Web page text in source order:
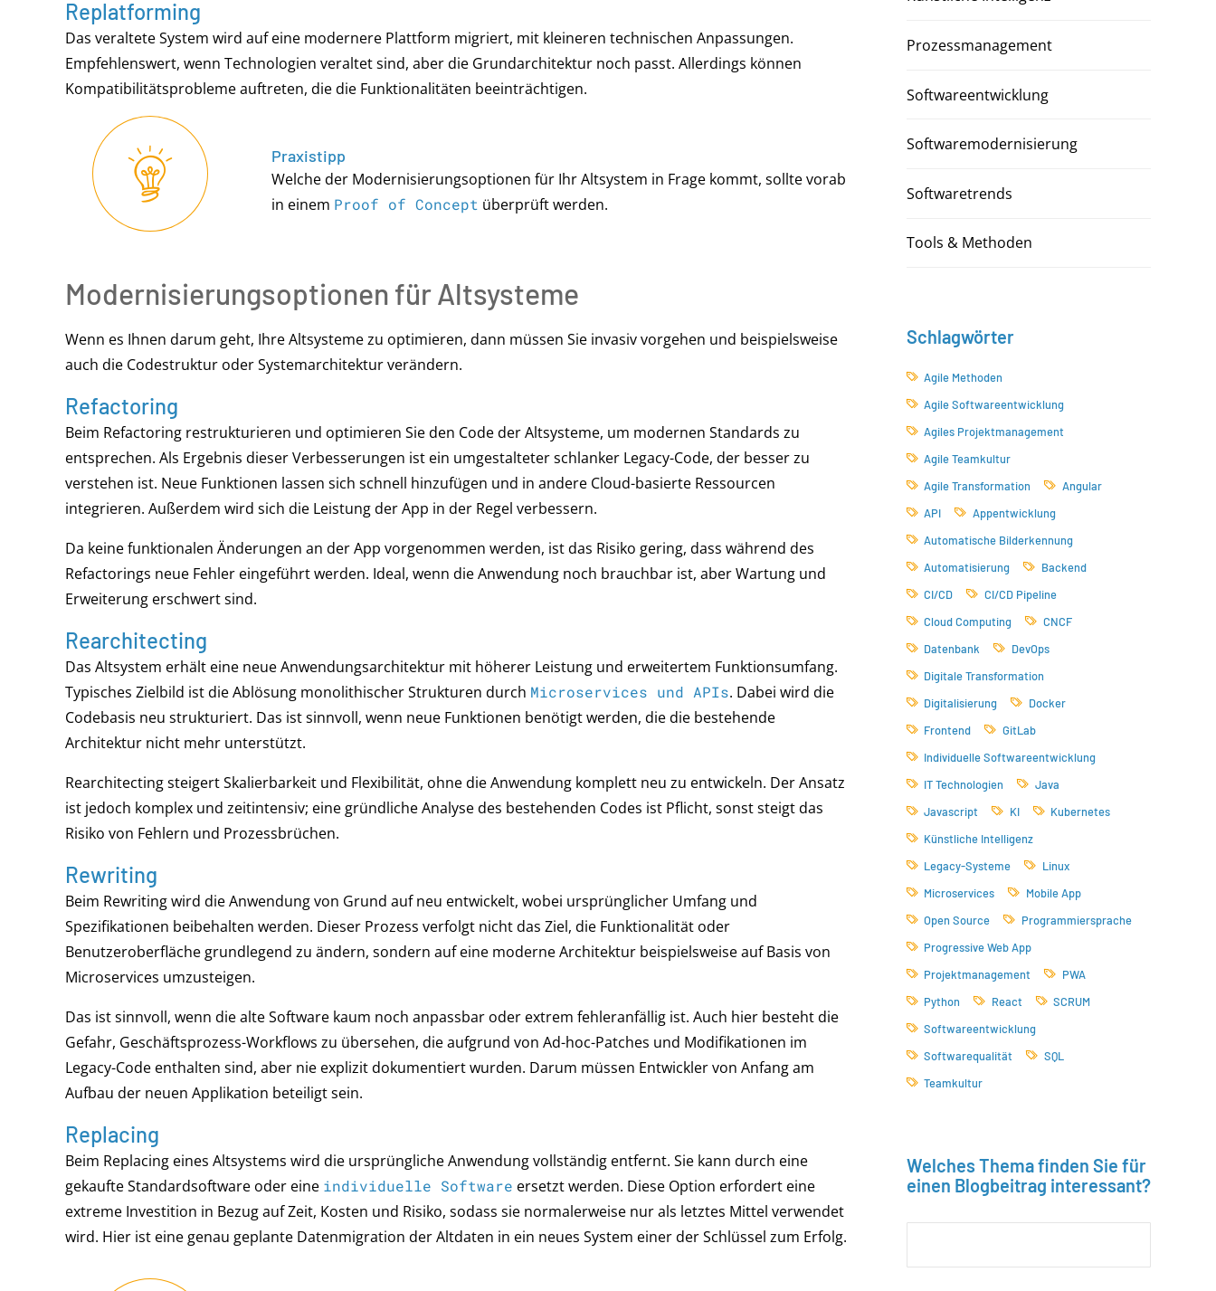
Replatforming
Das veraltete System wird auf eine modernere Plattform migriert, mit kleineren technischen Anpassungen.
Empfehlenswert, wenn Technologien veraltet sind, aber die Grundarchitektur noch passt. Allerdings können
Kompatibilitätsprobleme auftreten, die die Funktionalitäten beeinträchtigen.
Praxistipp
Welche der Modernisierungsoptionen für Ihr Altsystem in Frage kommt, sollte vorab
in einem Proof of Concept überprüft werden.
Modernisierungsoptionen für Altsysteme
Wenn es Ihnen darum geht, Ihre Altsysteme zu optimieren, dann müssen Sie invasiv vorgehen und beispielsweise
auch die Codestruktur oder Systemarchitektur verändern.
Refactoring
Beim Refactoring restrukturieren und optimieren Sie den Code der Altsysteme, um modernen Standards zu
entsprechen. Als Ergebnis dieser Verbesserungen ist ein umgestalteter schlanker Legacy-Code, der besser zu
verstehen ist. Neue Funktionen lassen sich schnell hinzufügen und in andere Cloud-basierte Ressourcen
integrieren. Außerdem wird sich die Leistung der App in der Regel verbessern.
Da keine funktionalen Änderungen an der App vorgenommen werden, ist das Risiko gering, dass während des
Refactorings neue Fehler eingeführt werden. Ideal, wenn die Anwendung noch brauchbar ist, aber Wartung und
Erweiterung erschwert sind.
Rearchitecting
Das Altsystem erhält eine neue Anwendungsarchitektur mit höherer Leistung und erweitertem Funktionsumfang.
Typisches Zielbild ist die Ablösung monolithischer Strukturen durch Microservices und APIs. Dabei wird die
Codebasis neu strukturiert. Das ist sinnvoll, wenn neue Funktionen benötigt werden, die die bestehende
Architektur nicht mehr unterstützt.
Rearchitecting steigert Skalierbarkeit und Flexibilität, ohne die Anwendung komplett neu zu entwickeln. Der Ansatz
ist jedoch komplex und zeitintensiv; eine gründliche Analyse des bestehenden Codes ist Pflicht, sonst steigt das
Risiko von Fehlern und Prozessbrüchen.
Rewriting
Beim Rewriting wird die Anwendung von Grund auf neu entwickelt, wobei ursprünglicher Umfang und
Spezifikationen beibehalten werden. Dieser Prozess verfolgt nicht das Ziel, die Funktionalität oder
Benutzeroberfläche grundlegend zu ändern, sondern auf eine moderne Architektur beispielsweise auf Basis von
Microservices umzusteigen.
Das ist sinnvoll, wenn die alte Software kaum noch anpassbar oder extrem fehleranfällig ist. Auch hier besteht die
Gefahr, Geschäftsprozess-Workflows zu übersehen, die aufgrund von Ad-hoc-Patches und Modifikationen im
Legacy-Code enthalten sind, aber nie explizit dokumentiert wurden. Darum müssen Entwickler von Anfang am
Aufbau der neuen Applikation beteiligt sein.
Replacing
Beim Replacing eines Altsystems wird die ursprüngliche Anwendung vollständig entfernt. Sie kann durch eine
gekaufte Standardsoftware oder eine individuelle Software ersetzt werden. Diese Option erfordert eine
extreme Investition in Bezug auf Zeit, Kosten und Risiko, sodass sie normalerweise nur als letztes Mittel verwendet
wird. Hier ist eine genau geplante Datenmigration der Altdaten in ein neues System einer der Schlüssel zum Erfolg.
Prozessmanagement
Softwareentwicklung
Softwaremodernisierung
Softwaretrends
Tools & Methoden
Schlagwörter
Agile Methoden
Agile Softwareentwicklung
Agiles Projektmanagement
Agile Teamkultur
Agile Transformation
Angular
API
Appentwicklung
Automatische Bilderkennung
Automatisierung
Backend
CI/CD
CI/CD Pipeline
Cloud Computing
CNCF
Datenbank
DevOps
Digitale Transformation
Digitalisierung
Docker
Frontend
GitLab
Individuelle Softwareentwicklung
IT Technologien
Java
Javascript
KI
Kubernetes
Künstliche Intelligenz
Legacy-Systeme
Linux
Microservices
Mobile App
Open Source
Programmiersprache
Progressive Web App
Projektmanagement
PWA
Python
React
SCRUM
Softwareentwicklung
Softwarequalität
SQL
Teamkultur
Welches Thema finden Sie für
einen Blogbeitrag interessant?